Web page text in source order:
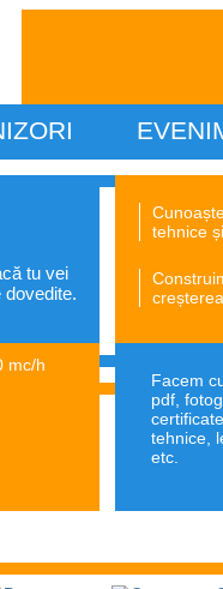
tu vei
dovedite.
tehnice
mc/h
Facem
pdf,
tehnice,
etc.